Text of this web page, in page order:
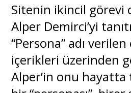
Sitenin ikincil görevi
Alper Demirci’yi
“Persona” adı verilen
içerikleri üzerinden
Alper’in onu hayatta